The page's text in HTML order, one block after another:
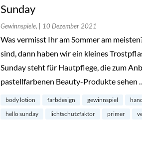
Sunday
Gewinnspiele, | 10 Dezember 2021
Was vermisst Ihr am Sommer am
sind, dann haben wir ein kleines
Sunday steht für Hautpflege, die zum
pastellfarbenen Beauty-Produkte sehen …
body lotion farbdesign gewinnspiel
hello sunday
lichtschutzfaktor primer